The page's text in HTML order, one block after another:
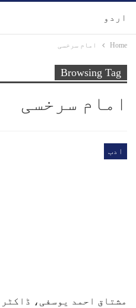
اردو
Home امام سرخسی
Browsing Tag
امام سرخسی
ادب
مشتاق احمد یوسفی،